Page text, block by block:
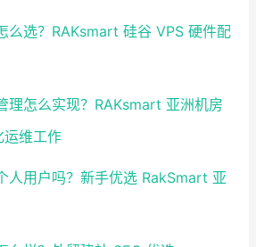
么选？RAKsmart 硅谷 VPS 硬件配
理怎么实现？RAKsmart 亚洲机房
运维工作
人用户吗？新手优选 RakSmart 亚